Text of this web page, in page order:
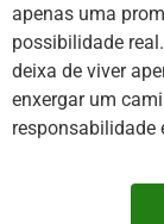
apenas uma
possibilidade
deixa de viver
enxergar um
responsabilidade